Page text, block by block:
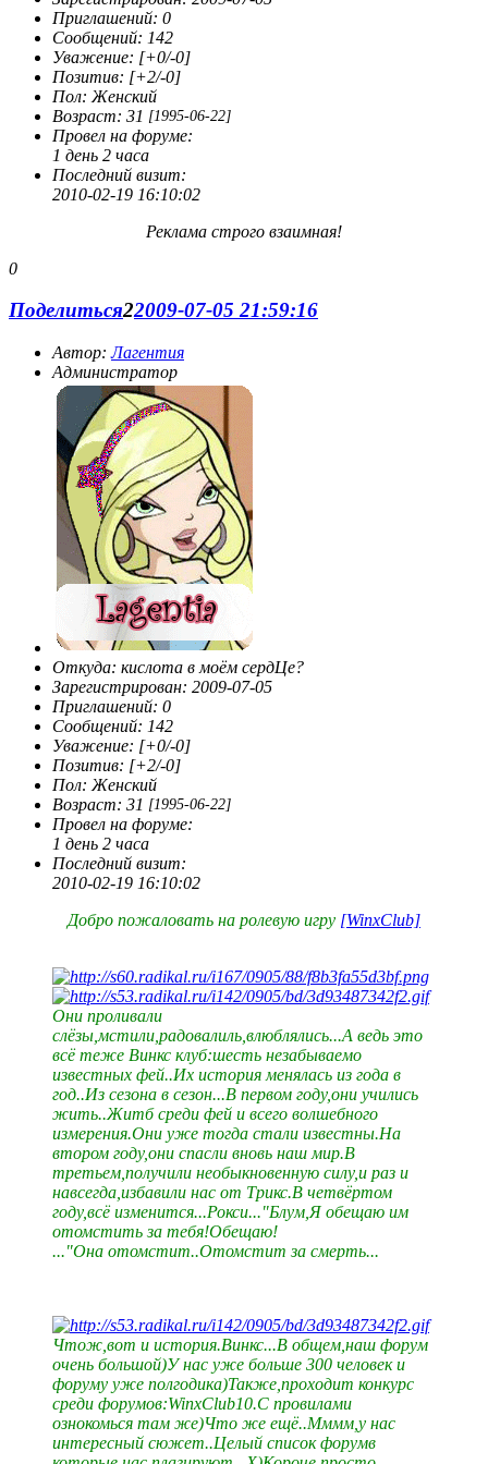
скорее от нечего делать. Вот собственно говоря и всё.
Приглашений: 0
Сообщений: 142
Уважение: [+0/-0]
Позитив: [+2/-0]
Пол: Женский
Возраст: 31 [1995-06-22]
Провел на форуме:
1 день 2 часа
Последний визит:
2010-02-19 16:10:02
Реклама строго взаимная!
0
Поделиться22009-07-05 21:59:16
Автор:Лагентия
Администратор
Откуда: кислота в моём сердЦе?
Зарегистрирован: 2009-07-05
Приглашений: 0
Сообщений: 142
Уважение: [+0/-0]
Позитив: [+2/-0]
Пол: Женский
Возраст: 31 [1995-06-22]
Провел на форуме:
1 день 2 часа
Последний визит:
2010-02-19 16:10:02
Добро пожаловать на ролевую игру [WinxClub]
Они проливали
слёзы,мстили,радовалиль,влюблялись...А ведь это
всё теже Винкс клуб:шесть незабываемо
известных фей..Их история менялась из года в
год..Из сезона в сезон...В первом году,они учились
жить..Житб среди фей и всего волшебного
измерения.Они уже тогда стали известны.На
втором году,они спасли вновь наш мир.В
третьем,получили необыкновенную силу,и раз и
навсегда,избавили нас от Трикс.В четвёртом
году,всё изменится...Рокси..."Блум,Я обещаю им
отомстить за тебя!Обещаю!
..."Она отомстит..Отомстит за смерть...
Чтож,вот и история.Винкс...В общем,наш форум
очень большой)У нас уже больше 300 человек и
форуму уже полгодика)Также,проходит конкурс
среди форумов:WinxClub10.С провилами
ознокомься там же)Что же ещё..Мммм,у нас
интересный сюжет..Целый список форумв